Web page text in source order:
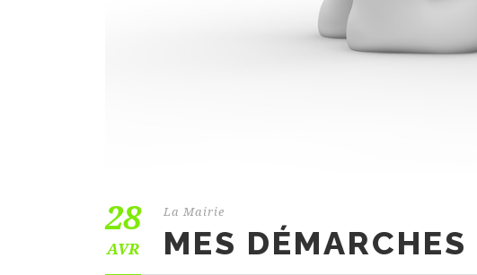
28
AVR
La Mairie
MES DÉMARCHES